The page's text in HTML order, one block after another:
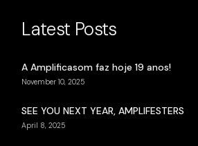
Latest Posts
A Amplificasom faz hoje 19 anos!
November 10, 2025
SEE YOU NEXT YEAR, AMPLIFESTERS
April 8, 2025